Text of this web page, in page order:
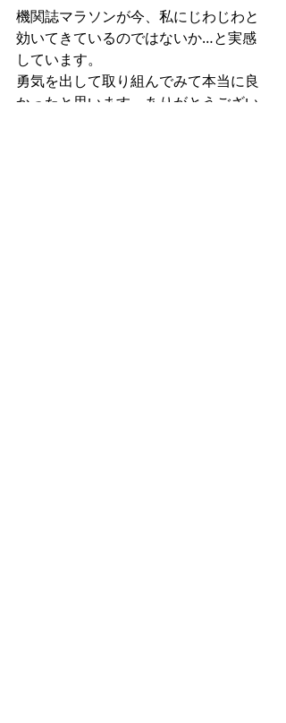
機関誌マラソンが今、私にじわじわと
効いてきているのではないか…と実感
しています。
勇気を出して取り組んでみて本当に良
かったと思います。ありがとうござい